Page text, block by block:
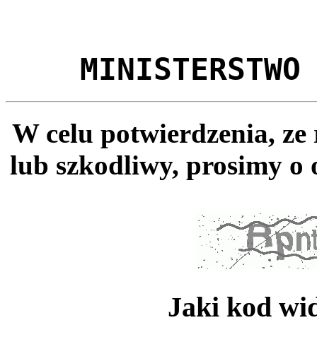
MINISTERSTWO
W celu potwierdzenia,
lub szkodliwy, prosimy o
Jaki kod